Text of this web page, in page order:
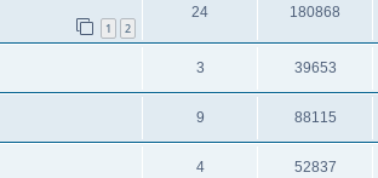
1 2
24 180868
3 39653
9 88115
4 52837